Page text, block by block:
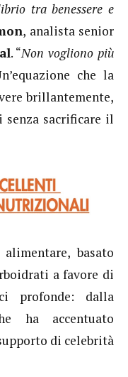
tra benessere e
, analista senior
. “Non vogliono più
che la
brillantemente,
sacrificare il
basato
a favore di
profonde: dalla
ha accentuato
di celebrità